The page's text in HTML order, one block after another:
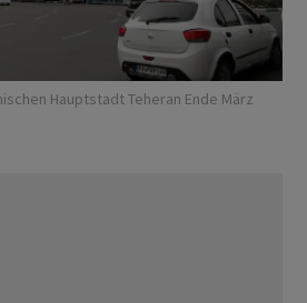
Hauptstadt Teheran Ende März